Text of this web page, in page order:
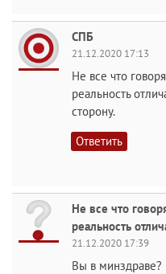
СПБ
21.12.2020 17:13
Не все что
реальность
сторону.
Ответить
Не все что
реальность
21.12.2020 17:39
Вы в минздраве?